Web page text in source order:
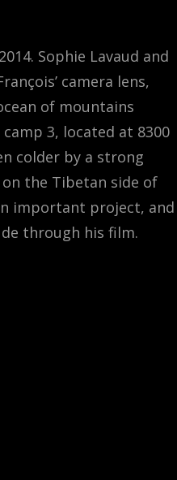
Sophie Lavaud and
camera lens,
of mountains
3, located at 8300
colder by a strong
the Tibetan side of
important project, and
through his film.